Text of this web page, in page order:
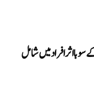
بااثر افراد میں شامل